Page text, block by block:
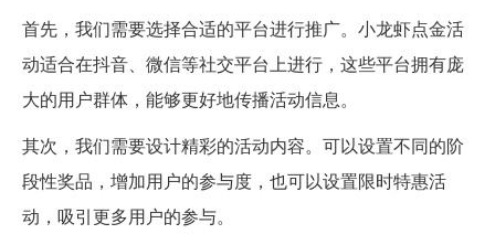
首先，我们需要选择合适的平台进行推广。小龙虾点金活
动适合在抖音、微信等社交平台上进行，这些平台拥有庞
大的用户群体，能够更好地传播活动信息。
其次，我们需要设计精彩的活动内容。可以设置不同的阶
段性奖品，增加用户的参与度，也可以设置限时特惠活
动，吸引更多用户的参与。